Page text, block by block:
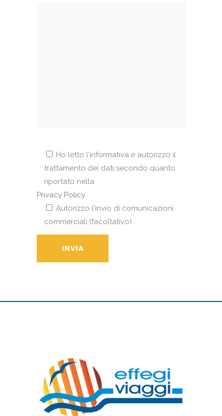
Ho letto l'informativa e autorizzo il
trattamento dei dati secondo quanto
riportato nella
Privacy Policy
Autorizzo l'invio di comunicazioni
commerciali (facoltativo)